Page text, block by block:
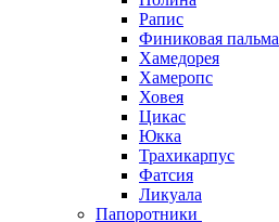
Рапис
Финиковая пальма
Хамедорея
Хамеропс
Ховея
Цикас
Юкка
Трахикарпус
Фатсия
Ликуала
Папоротники